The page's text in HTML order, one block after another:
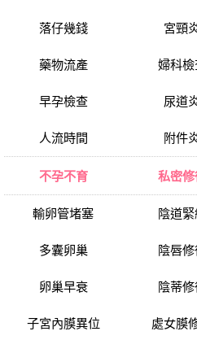
落仔幾錢
藥物流產
早孕檢查
人流時間
宮頸
婦科檢
尿道
附件
不孕不育
輸卵管堵塞
多囊卵巢
卵巢早衰
子宮內膜異位
私密修
陰道
陰唇
陰蒂
處女膜